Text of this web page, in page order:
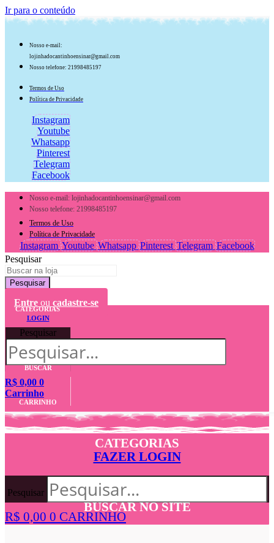
Ir para o conteúdo
Nosso e-mail:
lojinhadocantinhoensinar@gmail.com
Nosso telefone: 21998485197
Termos de Uso
Política de Privacidade
Instagram
Youtube
Whatsapp
Pinterest
Telegram
Facebook
Nosso e-mail: lojinhadocantinhoensinar@gmail.com
Nosso telefone: 21998485197
Termos de Uso
Política de Privacidade
Instagram Youtube Whatsapp Pinterest Telegram Facebook
Pesquisar
Pesquisar
Entre ou cadastre-se
CATEGORIAS
LOGIN
Pesquisar
BUSCAR
R$ 0,00 0
Carrinho
CARRINHO
CATEGORIAS
FAZER LOGIN
Pesquisar
BUSCAR NO SITE
R$ 0,00 0 CARRINHO